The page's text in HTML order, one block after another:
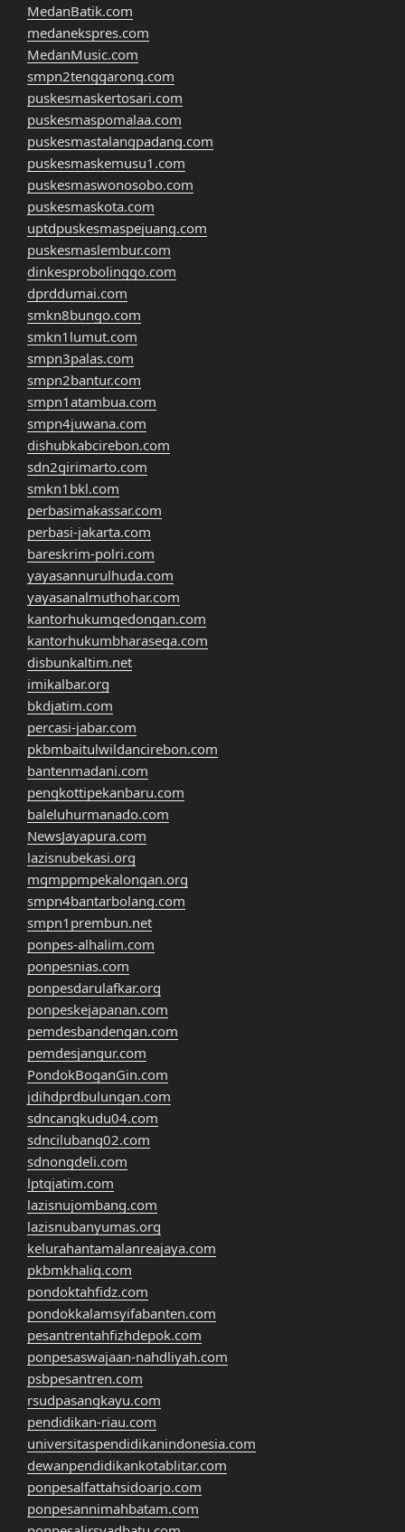
MedanBatik.com
medanekspres.com
MedanMusic.com
smpn2tenggarong.com
puskesmaskertosari.com
puskesmaspomalaa.com
puskesmastalangpadang.com
puskesmaskemusu1.com
puskesmaswonosobo.com
puskesmaskota.com
uptdpuskesmaspejuang.com
puskesmaslembur.com
dinkesprobolinggo.com
dprddumai.com
smkn8bungo.com
smkn1lumut.com
smpn3palas.com
smpn2bantur.com
smpn1atambua.com
smpn4juwana.com
dishubkabcirebon.com
sdn2girimarto.com
smkn1bkl.com
perbasimakassar.com
perbasi-jakarta.com
bareskrim-polri.com
yayasannurulhuda.com
yayasanalmuthohar.com
kantorhukumgedongan.com
kantorhukumbharasega.com
disbunkaltim.net
imikalbar.org
bkdjatim.com
percasi-jabar.com
pkbmbaitulwildancirebon.com
bantenmadani.com
pengkottipekanbaru.com
baleluhurmanado.com
NewsJayapura.com
lazisnubekasi.org
mgmppmpekalongan.org
smpn4bantarbolang.com
smpn1prembun.net
ponpes-alhalim.com
ponpesnias.com
ponpesdarulafkar.org
ponpeskejapanan.com
pemdesbandengan.com
pemdesjangur.com
PondokBoganGin.com
jdihdprdbulungan.com
sdncangkudu04.com
sdncilubang02.com
sdnongdeli.com
lptqjatim.com
lazisnujombang.com
lazisnubanyumas.org
kelurahantamalanreajaya.com
pkbmkhaliq.com
pondoktahfidz.com
pondokkalamsyifabanten.com
pesantrentahfizhdepok.com
ponpesaswajaan-nahdliyah.com
psbpesantren.com
rsudpasangkayu.com
pendidikan-riau.com
universitaspendidikanindonesia.com
dewanpendidikankotablitar.com
ponpesalfattahsidoarjo.com
ponpesannimahbatam.com